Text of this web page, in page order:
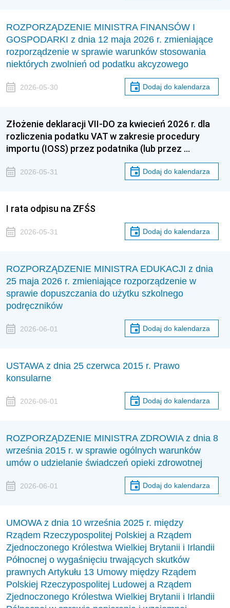
ROZPORZĄDZENIE MINISTRA FINANSÓW I
GOSPODARKI z dnia 12 maja 2026 r. zmieniające
rozporządzenie w sprawie warunków stosowania
niektórych zwolnień od podatku akcyzowego
2026-05-30 Dodaj do kalendarza
Złożenie deklaracji VII-DO za kwiecień 2026 r. dla
rozliczenia podatku VAT w zakresie procedury
importu (IOSS) przez podatnika (lub przez …
2026-05-31 Dodaj do kalendarza
I rata odpisu na ZFŚS
2026-05-31 Dodaj do kalendarza
ROZPORZĄDZENIE MINISTRA EDUKACJI z dnia
25 maja 2026 r. zmieniające rozporządzenie w
sprawie dopuszczania do użytku szkolnego
podręczników
2026-06-01 Dodaj do kalendarza
USTAWA z dnia 25 czerwca 2015 r. Prawo
konsularne
2026-06-01 Dodaj do kalendarza
ROZPORZĄDZENIE MINISTRA ZDROWIA z dnia 8
września 2015 r. w sprawie ogólnych warunków
umów o udzielanie świadczeń opieki zdrowotnej
2026-06-01 Dodaj do kalendarza
UMOWA z dnia 10 września 2025 r. między
Rządem Rzeczypospolitej Polskiej a Rządem
Zjednoczonego Królestwa Wielkiej Brytanii i Irlandii
Północnej o wygaśnięciu trwających skutków
prawnych Artykułu 13 Umowy między Rządem
Polskiej Rzeczypospolitej Ludowej a Rządem
Zjednoczonego Królestwa Wielkiej Brytanii i Irlandii